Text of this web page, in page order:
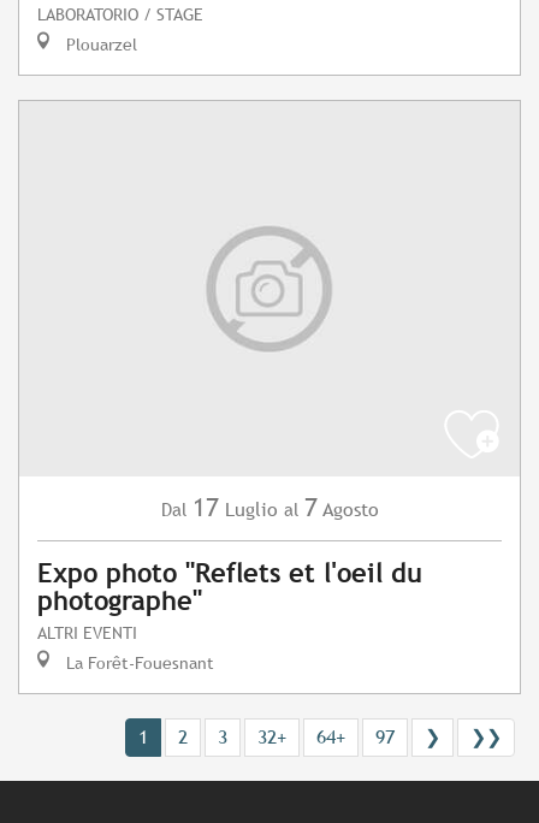
LABORATORIO / STAGE
Plouarzel
Dal 17 Luglio al 7 Agosto
Expo photo "Reflets et l'oeil du
photographe"
ALTRI EVENTI
La Forêt-Fouesnant
1 2 3 32+ 64+ 97 ❯ ❯❯